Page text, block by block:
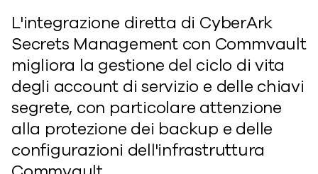
L'integrazione diretta di CyberArk
Secrets Management con Commvault
migliora la gestione del ciclo di vita
degli account di servizio e delle chiavi
segrete, con particolare attenzione
alla protezione dei backup e delle
configurazioni dell'infrastruttura